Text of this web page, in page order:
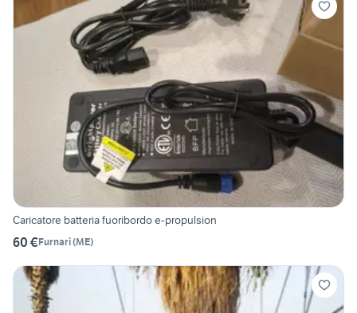
Caricatore batteria fuoribordo e-propulsion
60 €Furnari(ME)